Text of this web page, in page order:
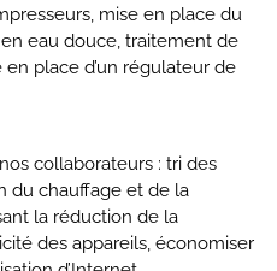
mise en place du
eau douce, traitement de
en place d’un régulateur de
collaborateurs : tri des
du chauffage et de la
la réduction de la
des appareils, économiser